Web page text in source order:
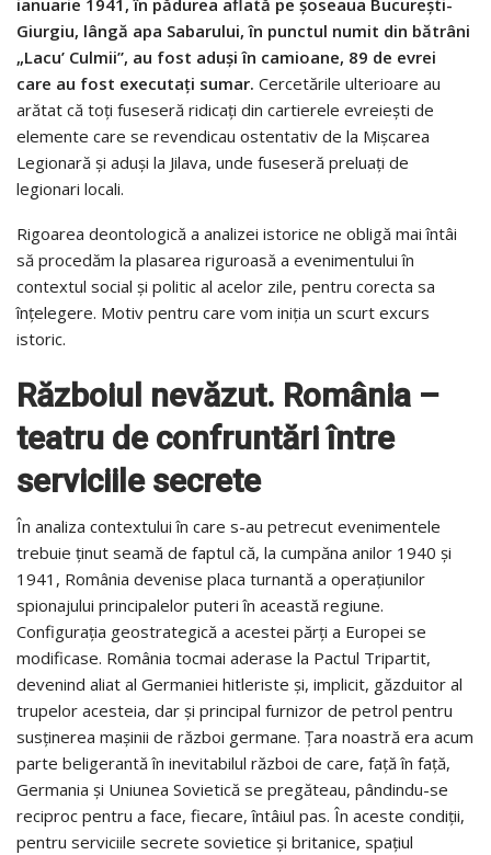
ianuarie 1941, în pădurea aflată pe şoseaua Bucureşti-
Giurgiu, lângă apa Sabarului, în punctul numit din bătrâni
„Lacu’ Culmii”, au fost aduşi în camioane, 89 de evrei
care au fost executați sumar. Cercetările ulterioare au
arătat că toţi fuseseră ridicaţi din cartierele evreieşti de
elemente care se revendicau ostentativ de la Mişcarea
Legionară şi aduşi la Jilava, unde fuseseră preluaţi de
legionari locali.
Rigoarea deontologică a analizei istorice ne obligă mai întâi
să procedăm la plasarea riguroasă a evenimentului în
contextul social şi politic al acelor zile, pentru corecta sa
înţelegere. Motiv pentru care vom iniţia un scurt excurs
istoric.
Războiul nevăzut. România –
teatru de confruntări între
serviciile secrete
În analiza contextului în care s-au petrecut evenimentele
trebuie ținut seamă de faptul că, la cumpăna anilor 1940 și
1941, România devenise placa turnantă a operațiunilor
spionajului principalelor puteri în această regiune.
Configurația geostrategică a acestei părți a Europei se
modificase. România tocmai aderase la Pactul Tripartit,
devenind aliat al Germaniei hitleriste și, implicit, găzduitor al
trupelor acesteia, dar și principal furnizor de petrol pentru
susținerea mașinii de război germane. Țara noastră era acum
parte beligerantă în inevitabilul război de care, față în față,
Germania și Uniunea Sovietică se pregăteau, pândindu-se
reciproc pentru a face, fiecare, întâiul pas. În aceste condiții,
pentru serviciile secrete sovietice și britanice, spațiul